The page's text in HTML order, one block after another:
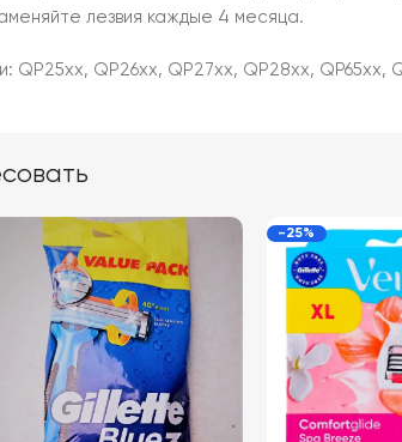
лезвия каждые 4 месяца.
QP26xx, QP27xx, QP28xx, QP65xx,
-25%